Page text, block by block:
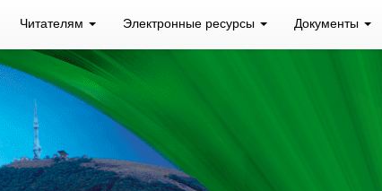
Читателям Электронные ресурсы Документы